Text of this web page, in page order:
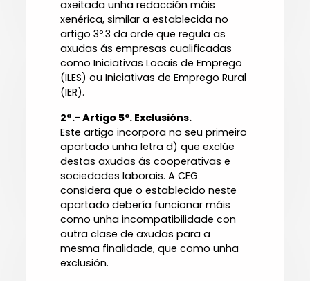
axeitada unha redacción máis
xenérica, similar a establecida no
artigo 3º.3 da orde que regula as
axudas ás empresas cualificadas
como Iniciativas Locais de Emprego
(ILES) ou Iniciativas de Emprego Rural
(IER).
2ª.- Artigo 5º. Exclusións.
Este artigo incorpora no seu primeiro
apartado unha letra d) que exclúe
destas axudas ás cooperativas e
sociedades laborais. A CEG
considera que o establecido neste
apartado debería funcionar máis
como unha incompatibilidade con
outra clase de axudas para a
mesma finalidade, que como unha
exclusión.